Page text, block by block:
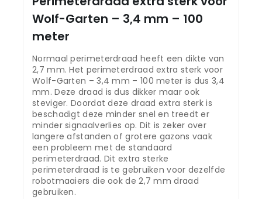
Wolf-Garten – 3,4 mm – 100
meter
Normaal perimeterdraad heeft een dikte van
2,7 mm. Het perimeterdraad extra sterk voor
Wolf-Garten – 3,4 mm – 100 meter is dus 3,4
mm. Deze draad is dus dikker maar ook
steviger. Doordat deze draad extra sterk is
beschadigt deze minder snel en treedt er
minder signaalverlies op. Dit is zeker over
langere afstanden of grotere gazons vaak
een probleem met de standaard
perimeterdraad. Dit extra sterke
perimeterdraad is te gebruiken voor dezelfde
robotmaaiers die ook de 2,7 mm draad
gebruiken.